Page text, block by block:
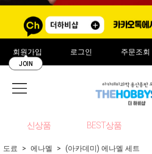
회원가입
JOIN
로그인 주문조회
신상품 BEST상품
도료 에나멜 (아카데미) 에나멜 세트